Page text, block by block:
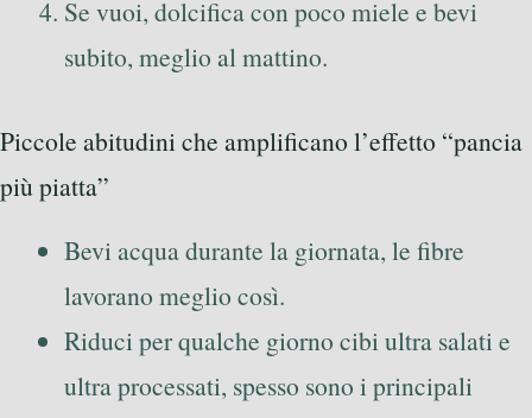
Se vuoi, dolcifica con poco miele e bevi
subito, meglio al mattino.
Piccole abitudini che amplificano l’effetto “pancia
più piatta”
Bevi acqua durante la giornata, le fibre
lavorano meglio così.
Riduci per qualche giorno cibi ultra salati e
ultra processati, spesso sono i principali